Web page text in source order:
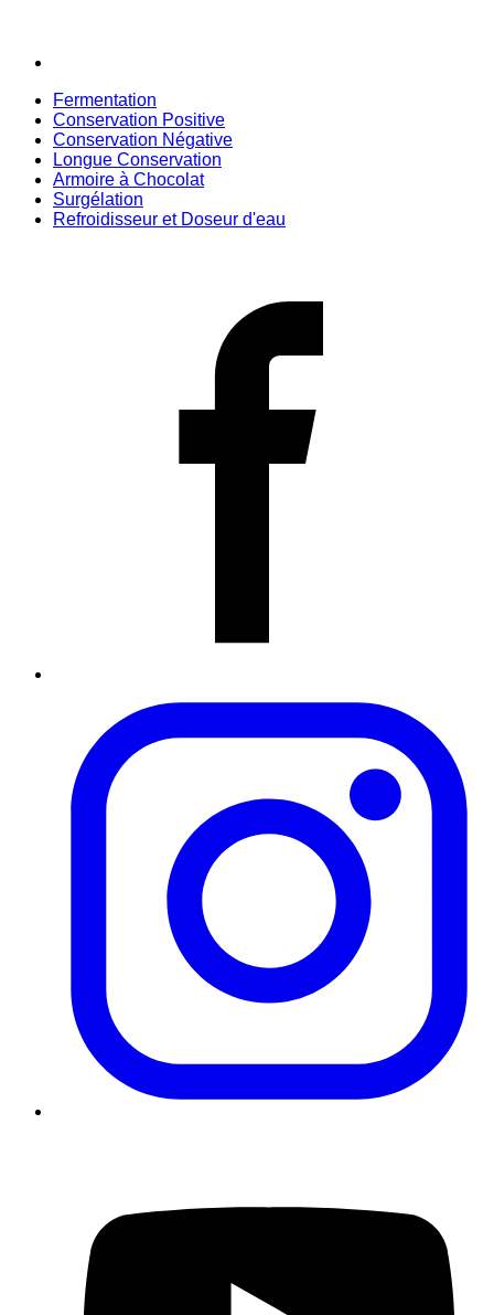
Fermentation
Conservation Positive
Conservation Négative
Longue Conservation
Armoire à Chocolat
Surgélation
Refroidisseur et Doseur d'eau